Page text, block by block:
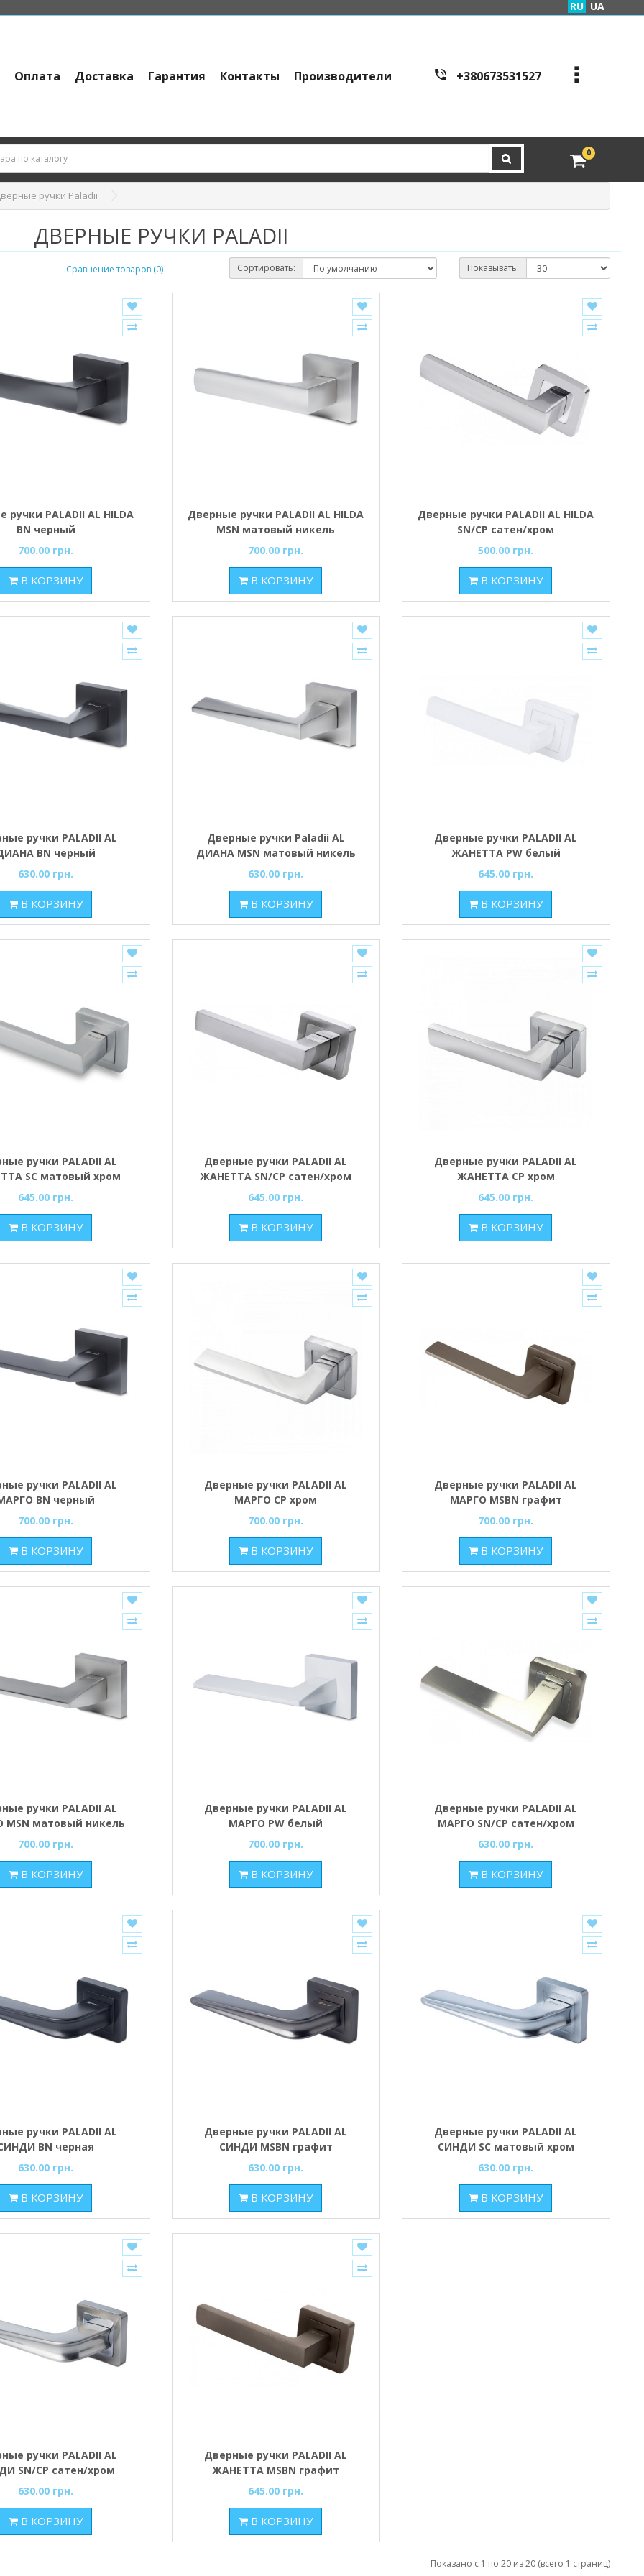
RU UA
Оплата Доставка Гарантия Контакты Производители
+380673531527
edveri.kyiv@gmail.com
Режим работы c
tre:
я 2Б (вход со стороны у
б с 10:00 до 16:00
0
ручки Paladii
ДВЕРНЫЕ РУЧКИ PALADII
Сравнение товаров (0) Сортировать: Показывать:
ручки PALADII AL HILDA
BN черный
700.00 грн.
В КОРЗИНУ
Дверные ручки PALADII AL HILDA
MSN матовый никель
700.00 грн.
В КОРЗИНУ
Дверные ручки PALADII AL HILDA
SN/CP сатен/хром
500.00 грн.
В КОРЗИНУ
ручки PALADII AL
BN черный
630.00 грн.
В КОРЗИНУ
Дверные ручки Paladii AL
ДИАНА MSN матовый никель
630.00 грн.
В КОРЗИНУ
Дверные ручки PALADII AL
ЖАНЕТТА PW белый
645.00 грн.
В КОРЗИНУ
ручки PALADII AL
SC матовый хром
645.00 грн.
В КОРЗИНУ
Дверные ручки PALADII AL
ЖАНЕТТА SN/CP сатен/хром
645.00 грн.
В КОРЗИНУ
Дверные ручки PALADII AL
ЖАНЕТТА СР хром
645.00 грн.
В КОРЗИНУ
ручки PALADII AL
BN черный
700.00 грн.
В КОРЗИНУ
Дверные ручки PALADII AL
МАРГО CP хром
700.00 грн.
В КОРЗИНУ
Дверные ручки PALADII AL
МАРГО MSBN графит
700.00 грн.
В КОРЗИНУ
ручки PALADII AL
MSN матовый никель
700.00 грн.
В КОРЗИНУ
Дверные ручки PALADII AL
МАРГО PW белый
700.00 грн.
В КОРЗИНУ
Дверные ручки PALADII AL
МАРГО SN/CP сатен/хром
630.00 грн.
В КОРЗИНУ
ручки PALADII AL
BN черная
630.00 грн.
В КОРЗИНУ
Дверные ручки PALADII AL
СИНДИ MSBN графит
630.00 грн.
В КОРЗИНУ
Дверные ручки PALADII AL
СИНДИ SC матовый хром
630.00 грн.
В КОРЗИНУ
ручки PALADII AL
SN/CP сатен/хром
630.00 грн.
В КОРЗИНУ
Дверные ручки PALADII AL
ЖАНЕТТА MSBN графит
645.00 грн.
В КОРЗИНУ
Показано с 1 по 20 из 20 (всего 1 страниц)